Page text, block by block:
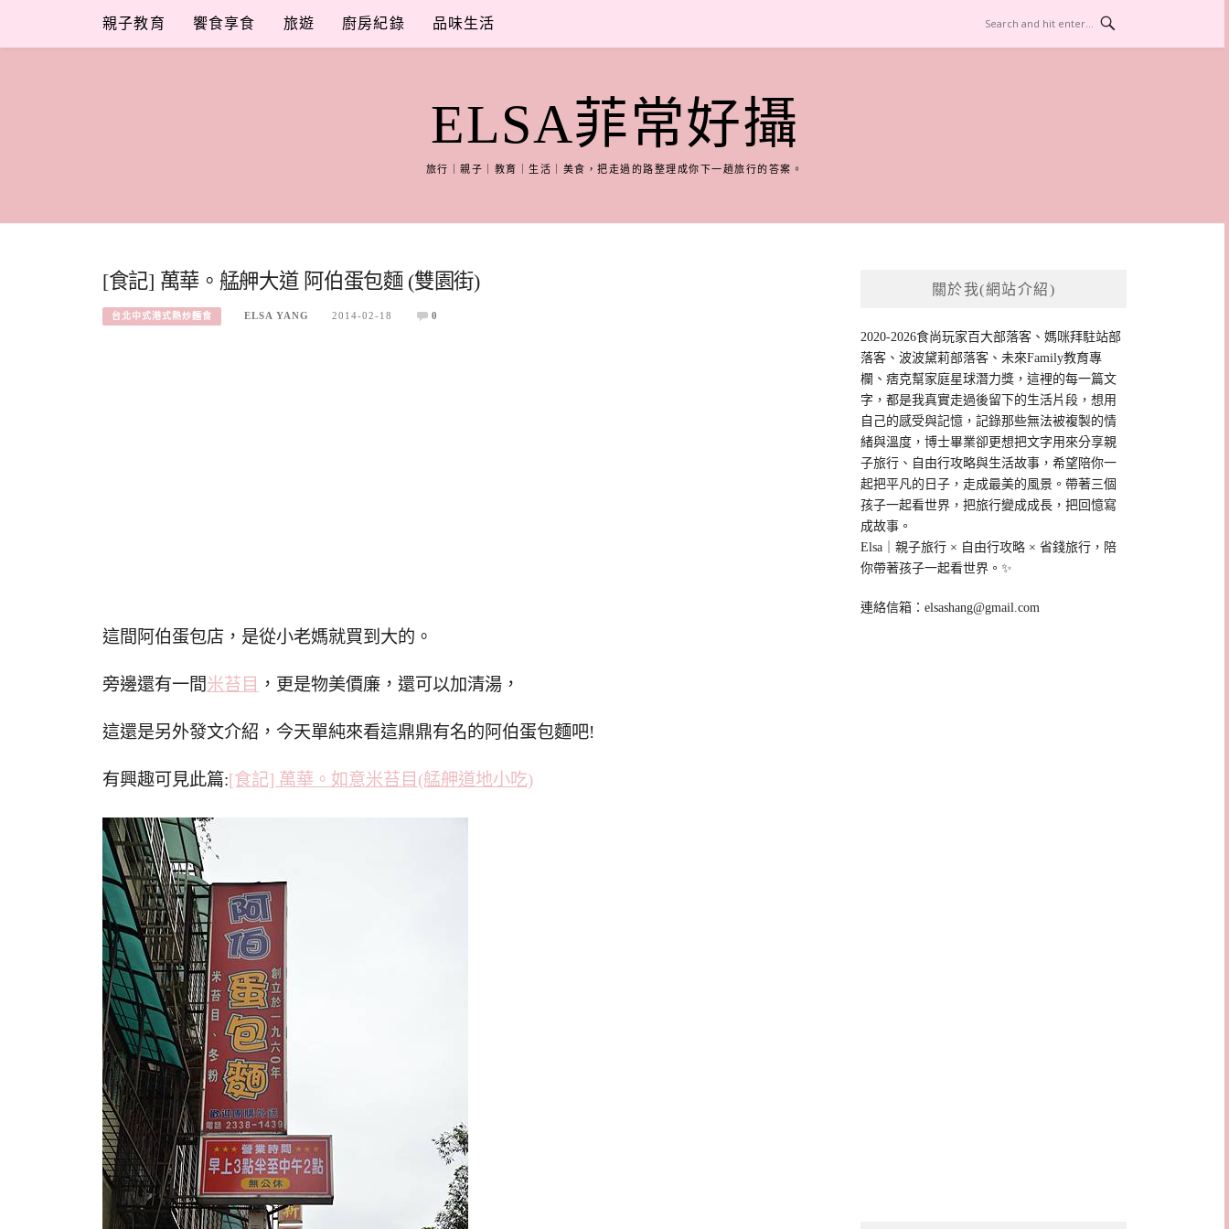
content
親子教育 饗食享食 旅遊 廚房紀錄 品味生活
ELSA菲常好攝
旅行｜親子｜教育｜生活｜美食，把走過的路整理成你下一趟旅行的答案。
[食記] 萬華。艋舺大道 阿伯蛋包麵 (雙園街)
台北中式港式熱炒麵食 ELSA YANG 2014-02-18 0
這間阿伯蛋包店，是從小老媽就買到大的。
旁邊還有一間米苔目 ，更是物美價廉，還可以加清湯，
這還是另外發文介紹，今天單純來看這鼎鼎有名的阿伯蛋包麵吧!
有興趣可見此篇:[食記] 萬華。如意米苔目(艋舺道地小吃)
關於我(網站介紹)
2020-2026食尚玩家百大部落客、媽咪拜駐站部
落客、波波黛莉部落客、未來Family教育專
欄、痞克幫家庭星球潛力獎，這裡的每一篇文
字，都是我真實走過後留下的生活片段，想用
自己的感受與記憶，記錄那些無法被複製的情
緒與溫度，博士畢業卻更想把文字用來分享親
子旅行、自由行攻略與生活故事，希望陪你一
起把平凡的日子，走成最美的風景。帶著三個
孩子一起看世界，把旅行變成成長，把回憶寫
成故事。
Elsa｜親子旅行 × 自由行攻略 × 省錢旅行，陪
你帶著孩子一起看世界。✨
連絡信箱：elsashang@gmail.com